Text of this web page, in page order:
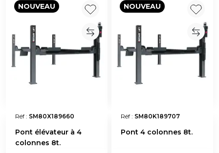
NOUVEAU
Réf : SM80X189660
Pont élévateur à 4
colonnes 8t.
NOUVEAU
Réf : SM80K189707
Pont 4 colonnes 8t.